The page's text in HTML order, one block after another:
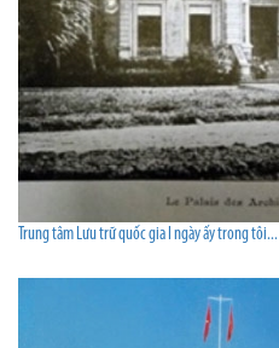
Trung tâm Lưu trữ quốc gia I ngày ấy trong tôi...